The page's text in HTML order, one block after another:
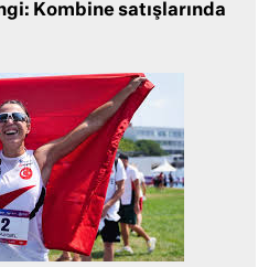
Kombine satışlarında